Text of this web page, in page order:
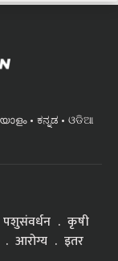
ಕನ್ನಡ
ଓଡିଆ
पशुसंवर्धन
कृषी
आरोग्य इतर